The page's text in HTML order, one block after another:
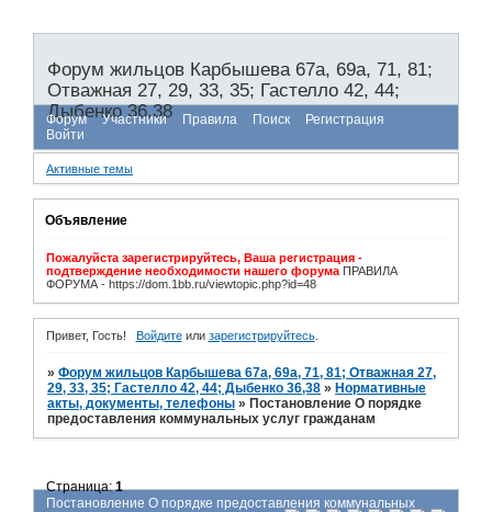
Форум жильцов Карбышева 67а, 69а, 71, 81;
Отважная 27, 29, 33, 35; Гастелло 42, 44;
Дыбенко 36,38
Форум Участники Правила Поиск
Регистрация
Войти
Активные темы
Объявление
Пожалуйста зарегистрируйтесь, Ваша регистрация -
подтверждение необходимости нашего форума ПРАВИЛА
ФОРУМА - https://dom.1bb.ru/viewtopic.php?id=48
Привет, Гость! Войдитеили зарегистрируйтесь.
»Форум жильцов Карбышева 67а, 69а, 71, 81; Отважная 27,
29, 33, 35; Гастелло 42, 44; Дыбенко 36,38 » Нормативные
акты, документы, телефоны » Постановление О порядке
предоставления коммунальных услуг гражданам
Постановление О порядке предоставления коммунальных
Страница:1